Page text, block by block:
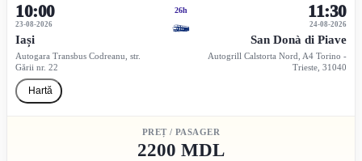
10:00
23-08-2026
Iași
Autogara Transbus Codreanu, str.
Gării nr. 22
Hartă
26h
24-08-2026
11:30
San Donà di Piave
Autogrill Calstorta Nord, A4 Torino -
Trieste, 31040
PREȚ / PASAGER
2200 MDL